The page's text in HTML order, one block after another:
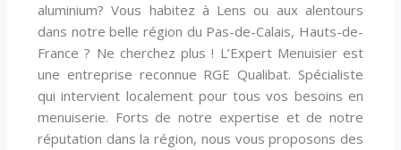
aluminium? Vous habitez à Lens ou aux alentours
dans notre belle région du Pas-de-Calais, Hauts-de-
France ? Ne cherchez plus ! L’Expert Menuisier est
une entreprise reconnue RGE Qualibat. Spécialiste
qui intervient localement pour tous vos besoins en
menuiserie. Forts de notre expertise et de notre
réputation dans la région, nous vous proposons des